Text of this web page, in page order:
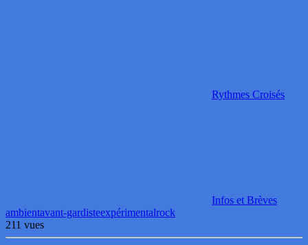
Rythmes Croisés
Infos et Brèves
ambientavant-gardisteexpérimentalrock
211 vues